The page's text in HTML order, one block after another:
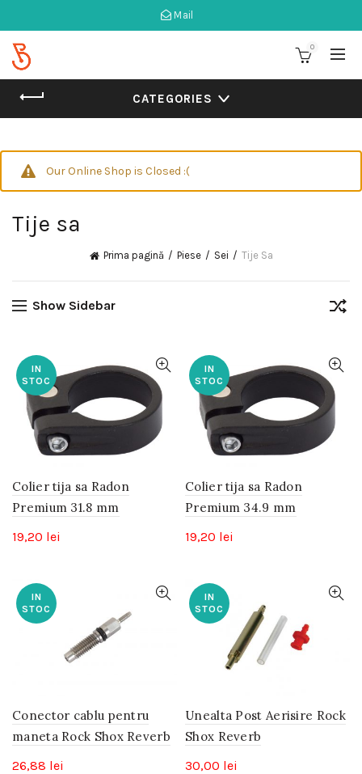
Mail
0
CATEGORIES
Our Online Shop is Closed :(
Tije sa
Prima pagină Piese Sei Tije Sa
Show Sidebar
IN
STOC
Colier tija sa Radon
Premium 31.8 mm
19,20 lei
IN
STOC
Colier tija sa Radon
Premium 34.9 mm
19,20 lei
IN
STOC
Conector cablu pentru
maneta Rock Shox Reverb
26,88 lei
IN
STOC
Unealta Post Aerisire Rock
Shox Reverb
30,00 lei